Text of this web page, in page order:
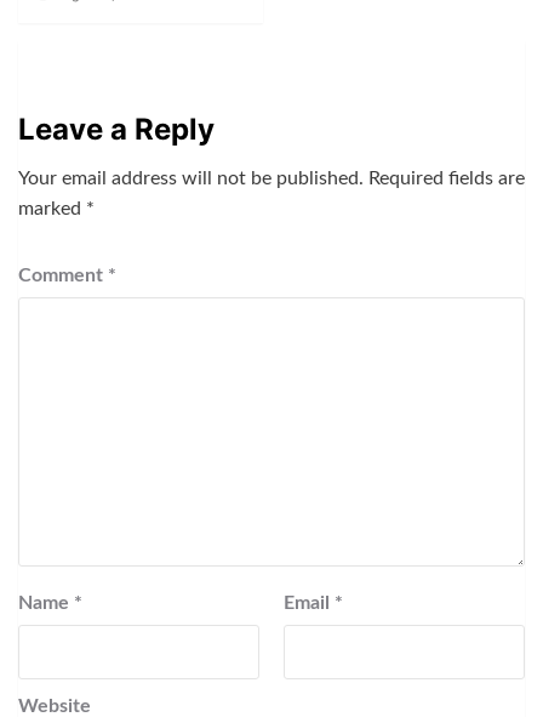
Leave a Reply
Your email address will not be published. Required fields are
marked *
Comment *
Name * Email *
Website